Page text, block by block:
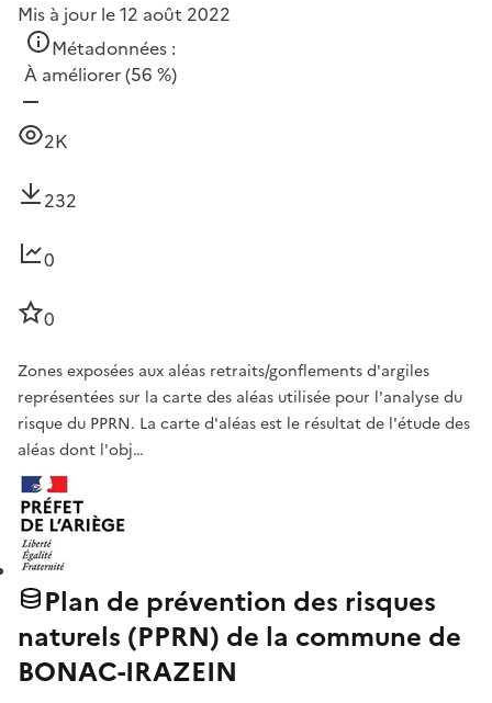
Mis à jour le 12 août 2022
Métadonnées :
À améliorer(56 %)
2K
232
0
0
Zones exposées aux aléas retraits/gonflements d'argiles
représentées sur la carte des aléas utilisée pour l'analyse du
risque du PPRN. La carte d'aléas est le résultat de l'étude des
aléas dont l'obj…
Plan de prévention des risques
naturels (PPRN) de la commune de
BONAC-IRAZEIN